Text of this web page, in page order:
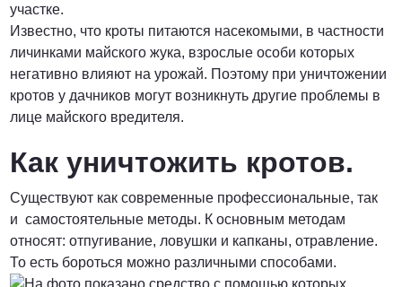
участке.
Известно, что кроты питаются насекомыми, в частности
личинками майского жука, взрослые особи которых
негативно влияют на урожай. Поэтому при уничтожении
кротов у дачников могут возникнуть другие проблемы в
лице майского вредителя.
Как уничтожить кротов.
Существуют как современные профессиональные, так
и самостоятельные методы. К основным методам
относят: отпугивание, ловушки и капканы, отравление.
То есть бороться можно различными способами.